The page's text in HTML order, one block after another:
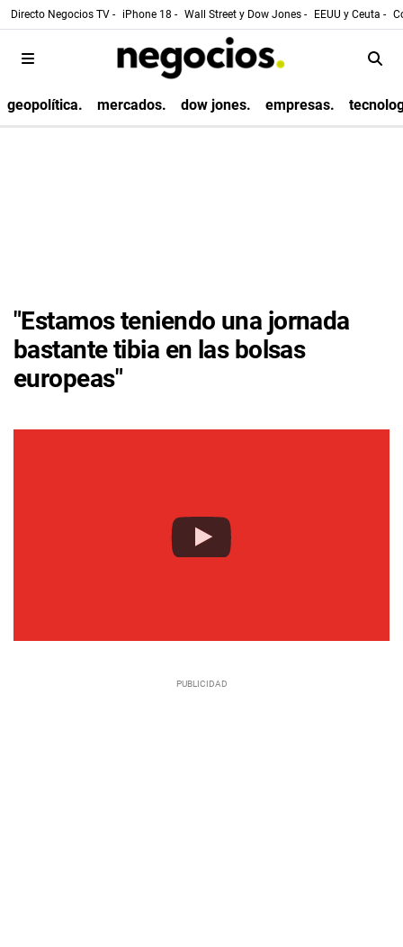
Directo Negocios TV - iPhone 18 - Wall Street y Dow Jones - EEUU y Ceuta -
geopolítica. mercados. dow jones. empresas.
"Estamos teniendo una jornada
bastante tibia en las bolsas
europeas"